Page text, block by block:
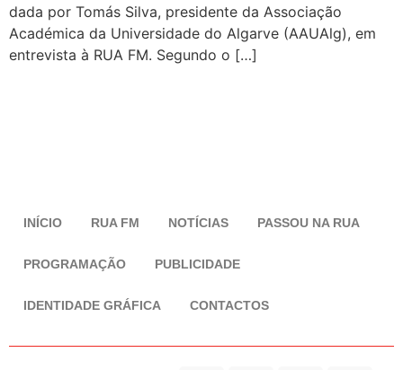
dada por Tomás Silva, presidente da Associação
Académica da Universidade do Algarve (AAUAlg), em
entrevista à RUA FM. Segundo o […]
INÍCIO RUA FM NOTÍCIAS PASSOU NA RUA
PROGRAMAÇÃO PUBLICIDADE
IDENTIDADE GRÁFICA CONTACTOS